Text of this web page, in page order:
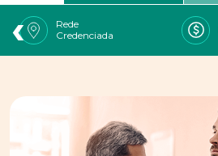
Rede
Credenciada
‹